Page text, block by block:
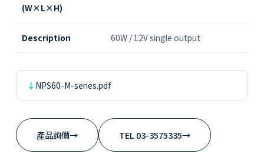
(W×L×H)
Description 60W / 12V single output
NPS60-M-series.pdf
產品詢價→ TEL 03-3575335→